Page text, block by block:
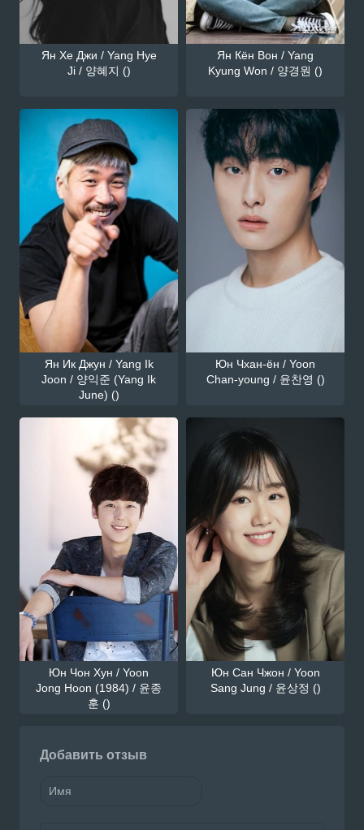
Ян Хе Джи / Yang Hye
Ji / 양혜지 ()
Ян Кён Вон / Yang
Kyung Won / 양경원 ()
Ян Ик Джун / Yang Ik
Joon / 양익준 (Yang Ik
June) ()
Юн Чхан-ён / Yoon
Chan-young / 윤찬영 ()
Юн Чон Хун / Yoon
Jong Hoon (1984) / 윤종
훈 ()
Юн Сан Чжон / Yoon
Sang Jung / 윤상정 ()
Добавить отзыв